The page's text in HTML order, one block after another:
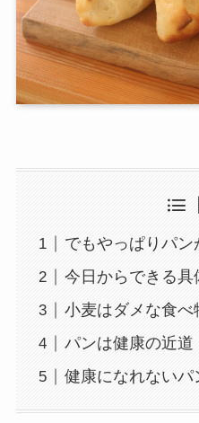
でもやっぱりパン
今日からできる具
小麦はダメな食べ
パンは健康の近道
健康になれないパ